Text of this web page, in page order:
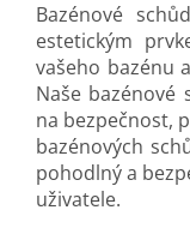
Bazénové
estetickým
vašeho bazénu
Naše bazénové
na bezpečnost,
bazénových
pohodlný a
uživatele.